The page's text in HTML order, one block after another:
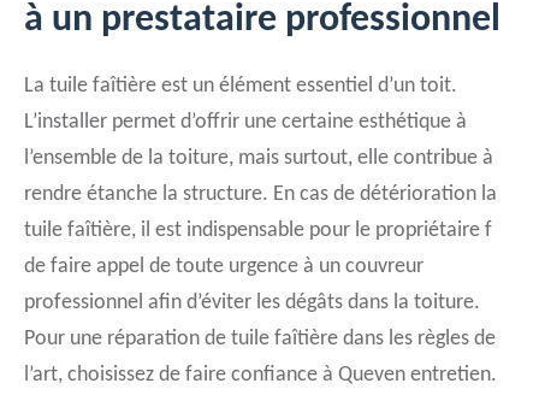
à un prestataire professionnel
La tuile faîtière est un élément essentiel d’un toit.
L’installer permet d’offrir une certaine esthétique à
l’ensemble de la toiture, mais surtout, elle contribue à
rendre étanche la structure. En cas de détérioration la
tuile faîtière, il est indispensable pour le propriétaire f
de faire appel de toute urgence à un couvreur
professionnel afin d’éviter les dégâts dans la toiture.
Pour une réparation de tuile faîtière dans les règles de
l’art, choisissez de faire confiance à Queven entretien.